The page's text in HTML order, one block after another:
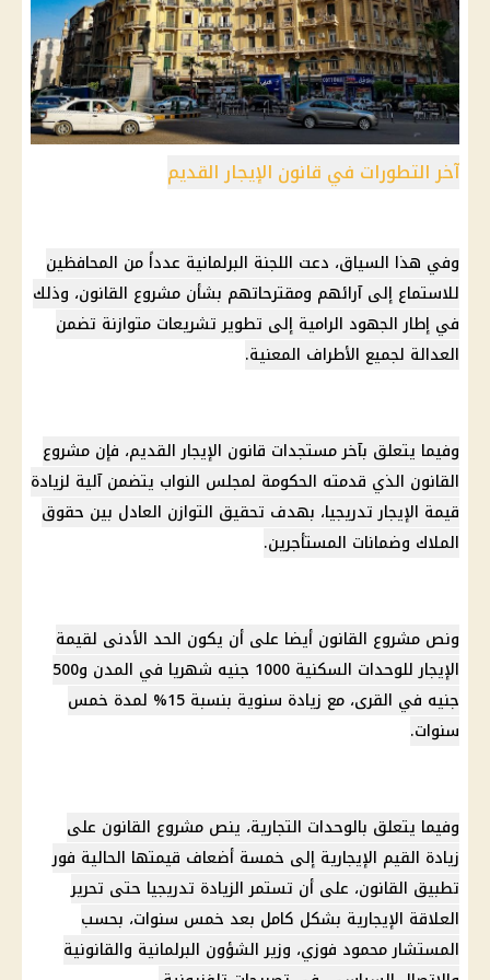
آخر التطورات في قانون الإيجار القديم
وفي هذا السياق، دعت اللجنة البرلمانية عدداً من المحافظين
للاستماع إلى آرائهم ومقترحاتهم بشأن مشروع القانون، وذلك
في إطار الجهود الرامية إلى تطوير تشريعات متوازنة تضمن
العدالة لجميع الأطراف المعنية.
وفيما يتعلق بآخر مستجدات قانون الإيجار القديم، فإن مشروع
القانون الذي قدمته الحكومة لمجلس النواب يتضمن آلية لزيادة
قيمة الإيجارتدريجيا، بهدف تحقيق التوازن العادل بين حقوق
الملاك وضمانات المستأجرين.
ونص مشروع القانون أيضا على أن يكون الحد الأدنى لقيمة
الإيجار للوحدات السكنية 1000 جنيه شهريا في المدن و500
جنيه في القرى، مع زيادة سنوية بنسبة 15% لمدة خمس
سنوات.
وفيما يتعلق بالوحدات التجارية، ينص مشروع القانون على
زيادة القيم الإيجارية إلى خمسة أضعاف قيمتها الحالية فور
تطبيق القانون، على أن تستمر الزيادة تدريجيا حتى تحرير
العلاقة الإيجارية بشكل كامل بعد خمس سنوات، بحسب
المستشار محمود فوزي، وزير الشؤون البرلمانية والقانونية